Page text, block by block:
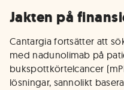
Jakten på
Cantargia fortsätter att
med nadunolimab på
bukspottkörtelcancer
lösningar, sannolikt